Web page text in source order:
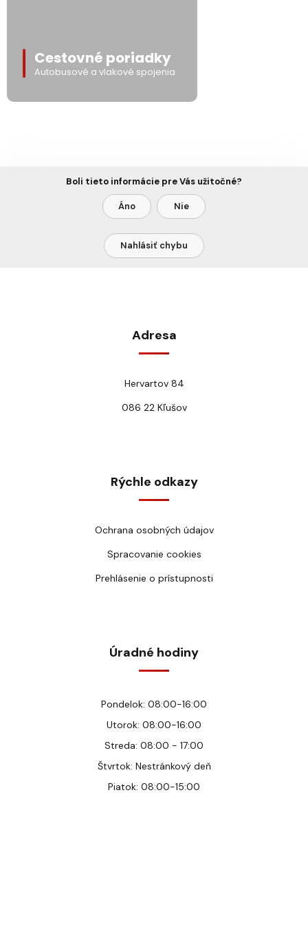
Cestovné poriadky
Autobusové a vlakové spojenia
Boli tieto informácie pre Vás užitočné?
Áno Nie
Nahlásiť chybu
Adresa
Hervartov 84
086 22 Kľušov
Rýchle odkazy
Ochrana osobných údajov
Spracovanie cookies
Prehlásenie o prístupnosti
Úradné hodiny
Pondelok: 08:00-16:00
Utorok: 08:00-16:00
Streda: 08:00 - 17:00
Štvrtok: Nestránkový deň
Piatok: 08:00-15:00